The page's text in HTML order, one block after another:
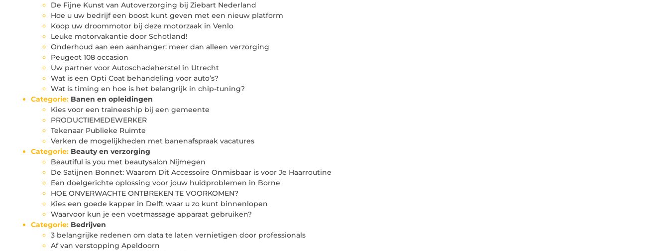
De Fijne Kunst van Autoverzorging bij Ziebart Nederland
Hoe u uw bedrijf een boost kunt geven met een nieuw platform
Koop uw droommotor bij deze motorzaak in Venlo
Leuke motorvakantie door Schotland!
Onderhoud aan een aanhanger: meer dan alleen verzorging
Peugeot 108 occasion
Uw partner voor Autoschadeherstel in Utrecht
Wat is een Opti Coat behandeling voor auto’s?
Wat is timing en hoe is het belangrijk in chip-tuning?
Categorie: Banen en opleidingen
Kies voor een traineeship bij een gemeente
PRODUCTIEMEDEWERKER
Tekenaar Publieke Ruimte
Verken de mogelijkheden met banenafspraak vacatures
Categorie: Beauty en verzorging
Beautiful is you met beautysalon Nijmegen
De Satijnen Bonnet: Waarom Dit Accessoire Onmisbaar is voor Je Haarroutine
Een doelgerichte oplossing voor jouw huidproblemen in Borne
HOE ONVERWACHTE ONTBREKEN TE VOORKOMEN?
Kies een goede kapper in Delft waar u zo kunt binnenlopen
Waarvoor kun je een voetmassage apparaat gebruiken?
Categorie: Bedrijven
3 belangrijke redenen om data te laten vernietigen door professionals
Af van verstopping Apeldoorn